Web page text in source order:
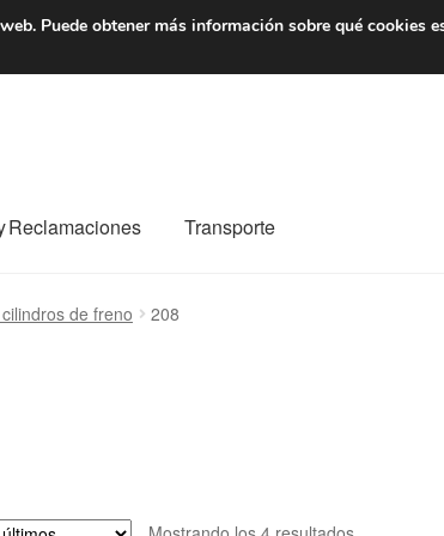
De lunes a viernes
Reclamaciones Transporte
entero Mi cuenta Pagos
de freno 208
Ordenado
Puede obtener más información sobre qué cookies